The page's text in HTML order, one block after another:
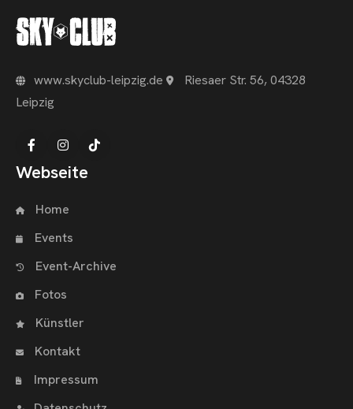
www.skyclub-leipzig.de
Riesaer Str. 56, 04328
Leipzig
Webseite
Home
Events
Event-Archive
Fotos
Künstler
Kontakt
Impressum